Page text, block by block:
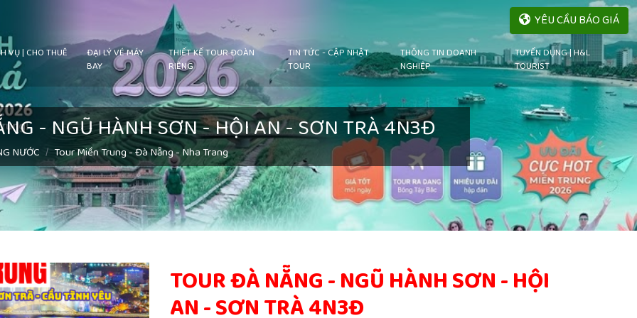
YÊU CẦU BÁO GIÁ
VỤ | CHO THUÊ
ĐẠI LÝ VÉ MÁY
BAY
THIẾT KẾ TOUR ĐOÀN
RIÊNG
TIN TỨC - CẬP NHẬT
TOUR
THÔNG TIN DOANH
NGHIỆP
TUYỂN DỤNG | H&L
TOURIST
- NGŨ HÀNH SƠN - HỘI AN - SƠN TRÀ 4N3Đ
NƯỚC Tour Miền Trung - Đà Nẵng - Nha Trang
TOUR ĐÀ NẴNG - NGŨ HÀNH SƠN - HỘI
AN - SƠN TRÀ 4N3Đ